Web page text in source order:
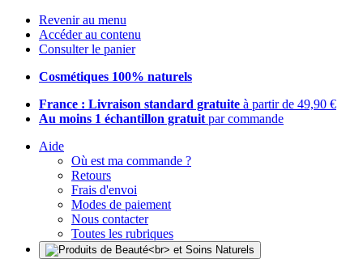
Revenir au menu
Accéder au contenu
Consulter le panier
Cosmétiques 100% naturels
France : Livraison standard gratuite à partir de 49,90 €
Au moins 1 échantillon gratuit par commande
Aide
Où est ma commande ?
Retours
Frais d'envoi
Modes de paiement
Nous contacter
Toutes les rubriques